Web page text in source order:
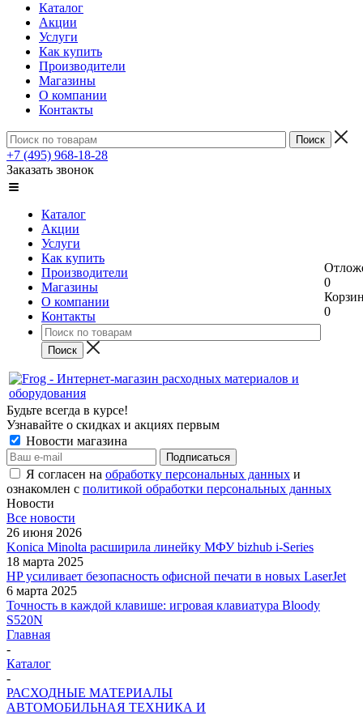
Каталог
Акции
Услуги
Как купить
Производители
Магазины
О компании
Контакты
+7 (495) 968-18-28
Заказать звонок
Каталог
Акции
Услуги
Как купить
Производители
Магазины
О компании
Контакты
0
0
Будьте всегда в курсе!
Узнавайте о скидках и акциях первым
Новости магазина
Я согласен на обработку персональных данных и
ознакомлен с политикой обработки персональных данных
Новости
Все новости
26 июня 2026
Konica Minolta расширила линейку МФУ bizhub i-Series
18 марта 2025
HP усиливает безопасность офисной печати в новых LaserJet
6 марта 2025
Точность в каждой клавише: игровая клавиатура Bloody
S520N
Главная
-
Каталог
-
РАСХОДНЫЕ МАТЕРИАЛЫ
АВТОМОБИЛЬНАЯ ТЕХНИКА И